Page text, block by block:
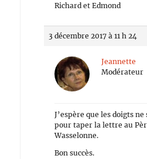
Richard et Edmond
3 décembre 2017 à 11 h 24
Jeannette
Modérateur
J’espère que les doigts
pour taper la lettre au
Wasselonne.
Bon succès.